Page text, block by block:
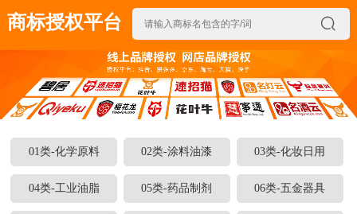
商标授权平台 
01类-化学原料 02类-涂料油漆 03类-化妆日用
04类-工业油脂 05类-药品制剂 06类-五金器具